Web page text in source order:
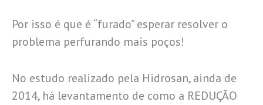
Por isso é que é “furado” esperar resolver o
problema perfurando mais poços!
No estudo realizado pela Hidrosan, ainda de
2014, há levantamento de como a REDUÇÃO